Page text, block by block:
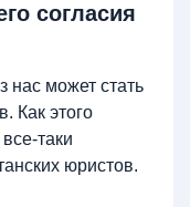
согласия
нас может стать
Как этого
таки
юристов.